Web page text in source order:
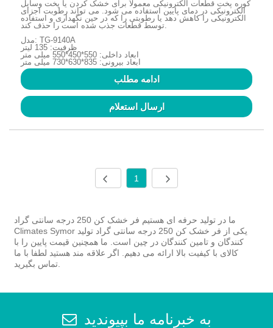
کوره پخت قطعات الکترونیکی معمولاً برای خشک کردن یا پخت وسایل
الکترونیکی در دمای پایین استفاده می شود. می تواند رطوبت اجزای
الکترونیکی را کاهش دهد یا رطوبتی را که در حین نگهداری و استفاده
توسط قطعات جذب شده است را حذف کند.
مدل: TG-9140A
ظرفیت: 135 لیتر
ابعاد داخلی: 550*450*550 میلی متر
ابعاد بیرونی: 835*630*730 میلی متر
ادامه مطلب
ارسال استعلام
1
ما در تولید حرفه ای هستیم فر خشک کن 250 درجه سانتی گراد
Climates Symor یکی از فر خشک کن 250 درجه سانتی گراد تولید
کنندگان و تامین کنندگان در چین است. ما همچنین قیمت پایین را با
کالای با کیفیت بالا ارائه می دهیم. اگر علاقه مند هستید لطفا با ما
به خبرنامه ما بپیوندید